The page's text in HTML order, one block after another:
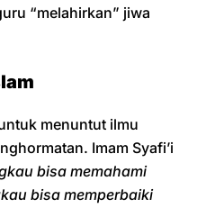
“melahirkan” jiwa
menuntut ilmu
Imam Syafi’i
bisa memahami
bisa memperbaiki